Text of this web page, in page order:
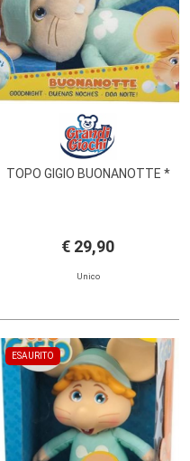
TOPO GIGIO BUONANOTTE *
€ 29,90
Unico
ESAURITO